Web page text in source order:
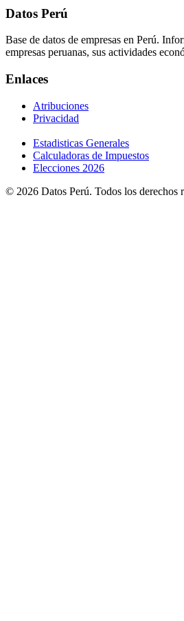
Datos Perú
Base de datos de empresas en Perú.
empresas peruanas, sus actividades
Enlaces
Atribuciones
Privacidad
Estadisticas Generales
Calculadoras de Impuestos
Elecciones 2026
© 2026 Datos Perú. Todos los derechos